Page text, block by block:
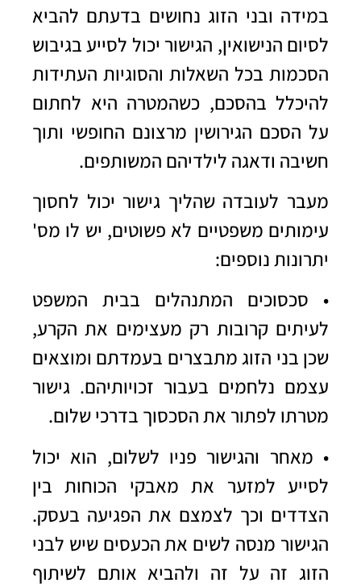
במידה ובני הזוג נחושים בדעתם להביא
לסיום הנישואין, הגישור יכול לסייע בגיבוש
הסכמות בכל השאלות והסוגיות העתידות
להיכלל בהסכם, כשהמטרה היא לחתום
על הסכם הגירושין מרצונם החופשי ותוך
חשיבה ודאגה לילדיהם המשותפים.
מעבר לעובדה שהליך גישור יכול לחסוך
עימותים משפטיים לא פשוטים, יש לו מס'
יתרונות נוספים:
• סכסוכים המתנהלים בבית המשפט
לעיתים קרובות רק מעצימים את הקרע,
שכן בני הזוג מתבצרים בעמדתם ומוצאים
עצמם נלחמים בעבור זכויותיהם. גישור
מטרתו לפתור את הסכסוך בדרכי שלום.
• מאחר והגישור פניו לשלום, הוא יכול
לסייע למזער את מאבקי הכוחות בין
הצדדים וכך לצמצם את הפגיעה בעסק.
הגישור מנסה לשים את הכעסים שיש לבני
הזוג זה על זה ולהביא אותם לשיתוף